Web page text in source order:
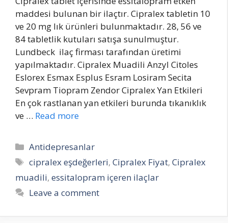
maddesi bulunan bir ilaçtır. Cipralex tabletin 10
ve 20 mg lık ürünleri bulunmaktadır. 28, 56 ve
84 tabletlik kutuları satışa sunulmuştur.
Lundbeck ilaç firması tarafından üretimi
yapılmaktadır. Cipralex Muadili Anzyl Citoles
Eslorex Esmax Esplus Esram Losiram Secita
Sevpram Tiopram Zendor Cipralex Yan Etkileri
En çok rastlanan yan etkileri burunda tıkanıklık
ve … Read more
Categories
Antidepresanlar
Tags
cipralex eşdeğerleri,Cipralex Fiyat,Cipralex
muadili, essitalopram içeren ilaçlar
Leave a comment